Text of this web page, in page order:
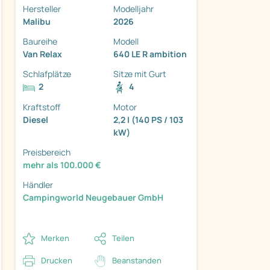
Hersteller
Malibu
Modelljahr
2026
Baureihe
Van Relax
Modell
640 LE R ambition
Schlafplätze
2
Sitze mit Gurt
4
Kraftstoff
Diesel
Motor
2,2 I (140 PS / 103
kW)
Preisbereich
mehr als 100.000 €
Händler
Campingworld Neugebauer GmbH
Merken Teilen
Drucken Beanstanden